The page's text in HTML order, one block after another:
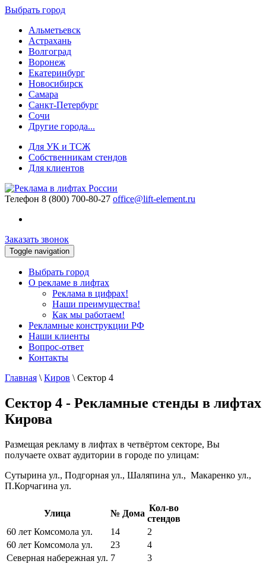
Выбрать город
Альметьевск
Астрахань
Волгоград
Воронеж
Екатеринбург
Новосибирск
Самара
Санкт-Петербург
Сочи
Другие города...
Для УК и ТСЖ
Собственникам стендов
Для клиентов
Телефон 8 (800) 700-80-27 office@lift-element.ru
Заказать звонок
Toggle navigation
Выбрать город
О рекламе в лифтах
Реклама в цифрах!
Наши преимущества!
Как мы работаем!
Рекламные конструкции РФ
Наши клиенты
Вопрос-ответ
Контакты
Главная \ Киров \ Сектор 4
Сектор 4 - Рекламные стенды в лифтах
Кирова
Размещая рекламу в лифтах в четвёртом секторе, Вы
получаете охват аудитории в городе по улицам:
Сутырина ул., Подгорная ул., Шаляпина ул., Макаренко ул.,
П.Корчагина ул.
Улица № Дома
Кол-во
стендов
60 лет Комсомола ул.
14
2
60 лет Комсомола ул.
23
4
Северная набережная ул. 7
3